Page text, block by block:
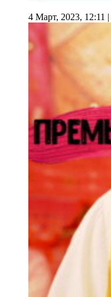
4 Март, 2023, 12:11 |